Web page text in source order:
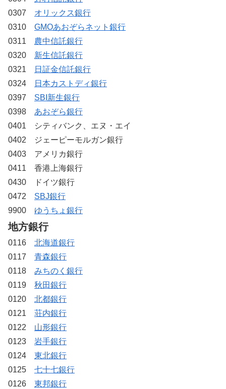
0307 オリックス銀行
0310 GMOあおぞらネット銀行
0311 農中信託銀行
0320 新生信託銀行
0321
日証金信託銀行
0324
日本カストディ銀行
0397 SBI新生銀行
0398 あおぞら銀行
0401 シティバンク、エヌ・エイ
0402 ジェーピーモルガン銀行
0403 アメリカ銀行
0411 香港上海銀行
0430 ドイツ銀行
0472 SBJ銀行
9900 ゆうちょ銀行
地方銀行
0116 北海道銀行
0117 青森銀行
0118 みちのく銀行
0119 秋田銀行
0120 北都銀行
0121 荘内銀行
0122 山形銀行
0123 岩手銀行
0124 東北銀行
0125 七十七銀行
0126 東邦銀行